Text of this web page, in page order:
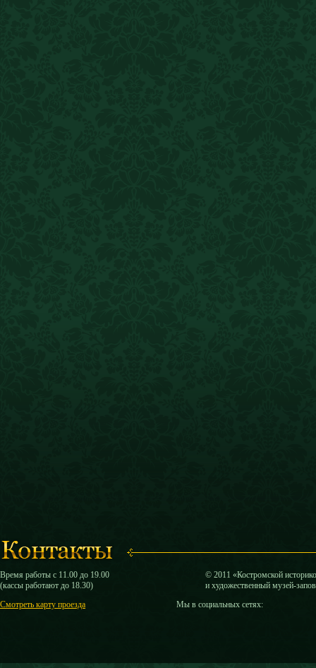
Время работы с 11.00 до 19.00
(кассы работают до 18.30)
Смотреть карту проезда
© 2011 «Костромской
и художественный музей-
Мы в социальных сетях: